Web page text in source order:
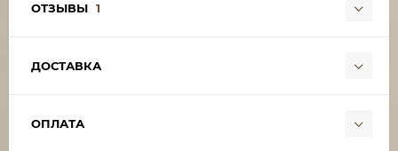
ОТЗЫВЫ 1
ДОСТАВКА
ОПЛАТА